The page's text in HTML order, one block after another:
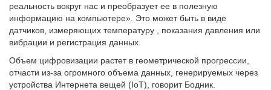
реальность вокруг нас и преобразует ее в полезную
информацию на компьютере». Это может быть в виде
датчиков, измеряющих температуру , показания давления или
вибрации и регистрация данных.
Объем цифровизации растет в геометрической прогрессии,
отчасти из-за огромного объема данных, генерируемых через
устройства Интернета вещей (IoT), говорит Бодник.